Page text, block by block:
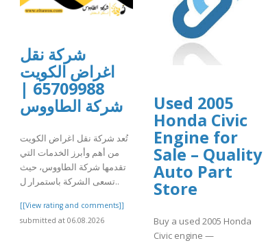
شركة نقل
اغراض الكويت
65709988 |
شركة الطاووس
تُعد شركة نقل اغراض الكويت
من أهم وأبرز الخدمات التي
تقدمها شركة الطاووس، حيث
تسعى الشركة باستمرار ل..
[[View rating and comments]]
submitted at 06.08.2026
Used 2005
Honda Civic
Engine for
Sale – Quality
Auto Part
Store
Buy a used 2005 Honda
Civic engine —